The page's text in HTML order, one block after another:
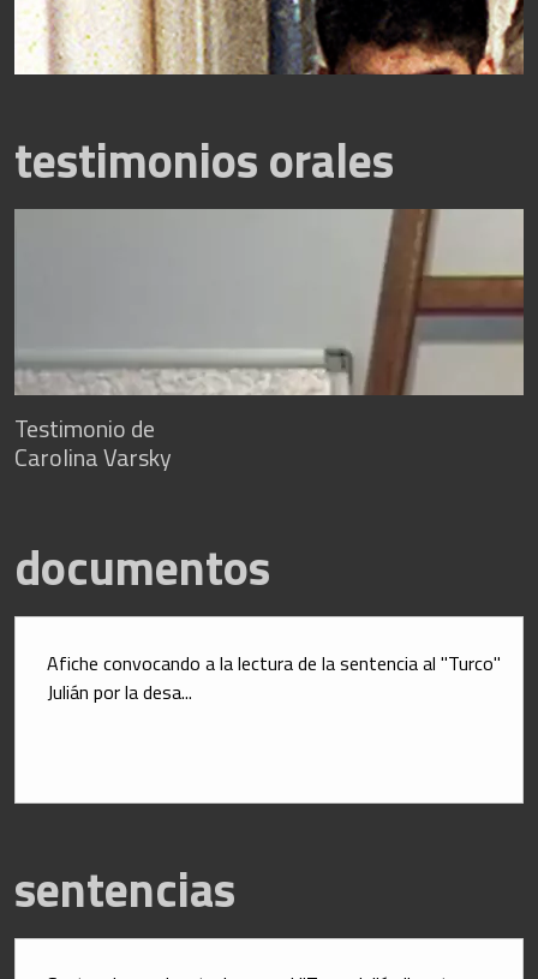
testimonios orales
Testimonio de
Carolina Varsky
documentos
Afiche convocando a la lectura de la sentencia al "Turco"
Julián por la desa...
sentencias